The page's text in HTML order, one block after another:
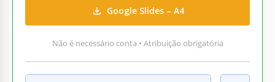
Google Slides – A4
Não é necessário conta • Atribuição obrigatória